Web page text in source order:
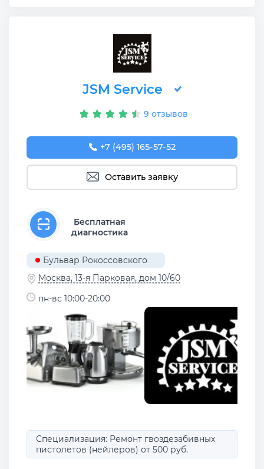
JSM Service
9 отзывов
+7 (495) 165-57-52
Оставить заявку
Бесплатная
диагностика
Бульвар Рокоссовского
Москва, 13-я Парковая, дом 10/60
пн-вс 10:00-20:00
Специализация: Ремонт гвоздезабивных
пистолетов (нейлеров) от 500 руб.